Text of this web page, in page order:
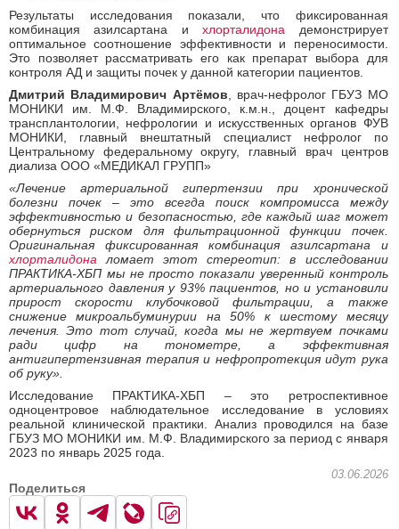
Результаты исследования показали, что фиксированная
комбинация азилсартана ихлорталидона демонстрирует
оптимальное соотношение эффективности и переносимости.
Это позволяет рассматривать его как препарат выбора для
контроля АД и защиты почек у данной категории пациентов.
Дмитрий Владимирович Артёмов , врач-нефролог ГБУЗ МО
МОНИКИ им. М.Ф. Владимирского, к.м.н., доцент кафедры
трансплантологии, нефрологии и искусственных органов ФУВ
МОНИКИ, главный внештатный специалист нефролог по
Центральному федеральному округу, главный врач центров
диализа ООО «МЕДИКАЛ ГРУПП»
«Лечение артериальной гипертензии при хронической
болезни почек – это всегда поиск компромисса между
эффективностью и безопасностью, где каждый шаг может
обернуться риском для фильтрационной функции почек.
Оригинальная фиксированная комбинация азилсартана и
хлорталидона ломает этот стереотип: в исследовании
ПРАКТИКА-ХБП мы не просто показали уверенный контроль
артериального давления у 93% пациентов, но и установили
прирост скорости клубочковой фильтрации, а также
снижение микроальбуминурии на 50% к шестому месяцу
лечения. Это тот случай, когда мы не жертвуем почками
ради цифр на тонометре, а эффективная
антигипертензивная терапия и нефропротекция идут рука
об руку».
Исследование ПРАКТИКА-ХБП –это ретроспективное
одноцентровое наблюдательное исследование в условиях
реальной клинической практики. Анализ проводился на базе
ГБУЗ МО МОНИКИ им. М.Ф. Владимирского за период с января
2023 по январь 2025 года.
03.06.2026
Поделиться